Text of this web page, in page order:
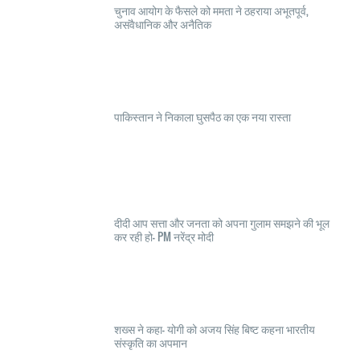
चुनाव आयोग के फैसले को ममता ने ठहराया अभूतपूर्व,
असंवैधानिक और अनैतिक
पाकिस्तान ने निकाला घुसपैठ का एक नया रास्ता
दीदी आप सत्ता और जनता को अपना गुलाम समझने की भूल
कर रही हो- PM नरेंद्र मोदी
शख्स ने कहा- योगी को अजय सिंह बिष्ट कहना भारतीय
संस्कृति का अपमान